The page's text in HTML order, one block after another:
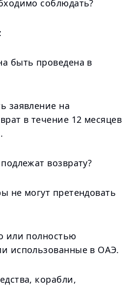
соблюдать?
быть проведена в
заявление на
в течение 12 месяцев
возврату?
не могут претендовать
или полностью
использованные в ОАЭ.
корабли,